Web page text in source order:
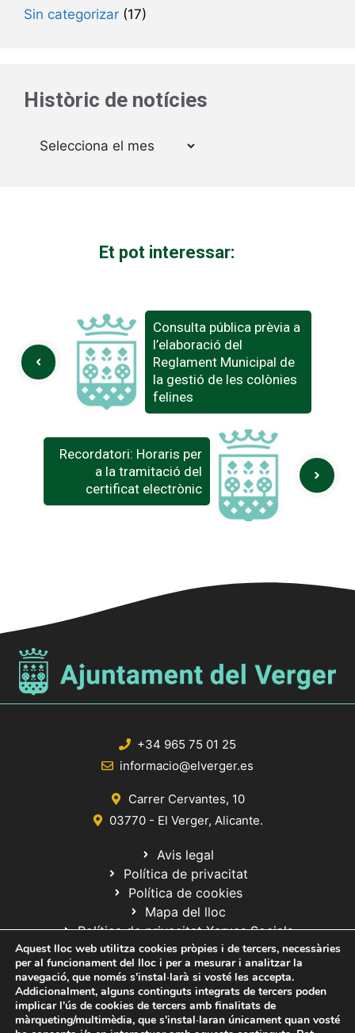
Sin categorizar (17)
Històric de notícies
Arxius
Et pot interessar:
Consulta pública prèvia a
l’elaboració del
Reglament Municipal de
la gestió de les colònies
felines
Recordatori: Horaris per
a la tramitació del
certificat electrònic
+34 965 75 01 25
informacio@elverger.es
Carrer Cervantes, 10
03770 - El Verger, Alicante.
Avis legal
Política de privacitat
Política de cookies
Mapa del lloc
Política de privacitat Xarxes Socials
Aquest lloc web utilitza cookies pròpies i de tercers, necessàries
per al funcionament del lloc i per a mesurar i analitzar la
navegació, que només s'instal·larà si vosté les accepta.
Addicionalment, alguns continguts integrats de tercers poden
implicar l'ús de cookies de tercers amb finalitats de
màrqueting/multimèdia, que s'instal·laran únicament quan vosté